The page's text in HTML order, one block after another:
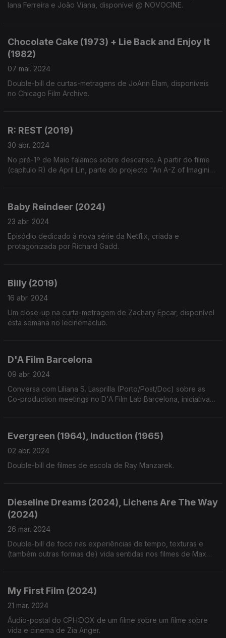
Iana Ferreira e João Viana, disponível @ NOVOCINE.
Chocolate Cake (1973) + Lie Back and Enjoy It
(1982)
07 mai. 2024
Double-bill de curtas-metragens de JoAnn Elam, disponíveis
no Chicago Film Archive.
R: REST (2019)
30 abr. 2024
No pré-1º de Maio falamos sobre descanso. A partir do filme
(capítulo R) de April Lin, parte do projecto "An A-Z of Imagining
Baby Reindeer (2024)
23 abr. 2024
Episódio dedicado à nova série da Netflix, criada e
protagonizada por Richard Gadd.
Billy (2019)
16 abr. 2024
Um close-up na curta-metragem de Zachary Epcar, disponível
esta semana no lecinemaclub.
D'A Film Barcelona
09 abr. 2024
Conversa com Liliana S. Lasprilla (Porto/Post/Doc) sobre as
Co-production meetings no D'A Film Lab Barcelona, iniciativa
Evergreen (1964), Induction (1965)
02 abr. 2024
Double-bill de filmes de escola de Ray Manzarek.
Dieseline Dreams (2024), Lichens Are The Way
(2024)
26 mar. 2024
Double-bill de foco nas experiências de tempo, texturas e
(também outras formas de) vida sentidas nos filmes de Max
My First Film (2024)
21 mar. 2024
Áudio-postal do CPH:DOX de um filme sobre um filme sobre
vida e cinema de Zia Anger.